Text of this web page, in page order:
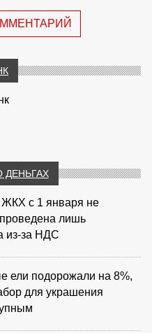
ДЕНЬГАХ
с 1 января не
лишь
из‑за НДС
ели подорожали на 8%,
для украшения